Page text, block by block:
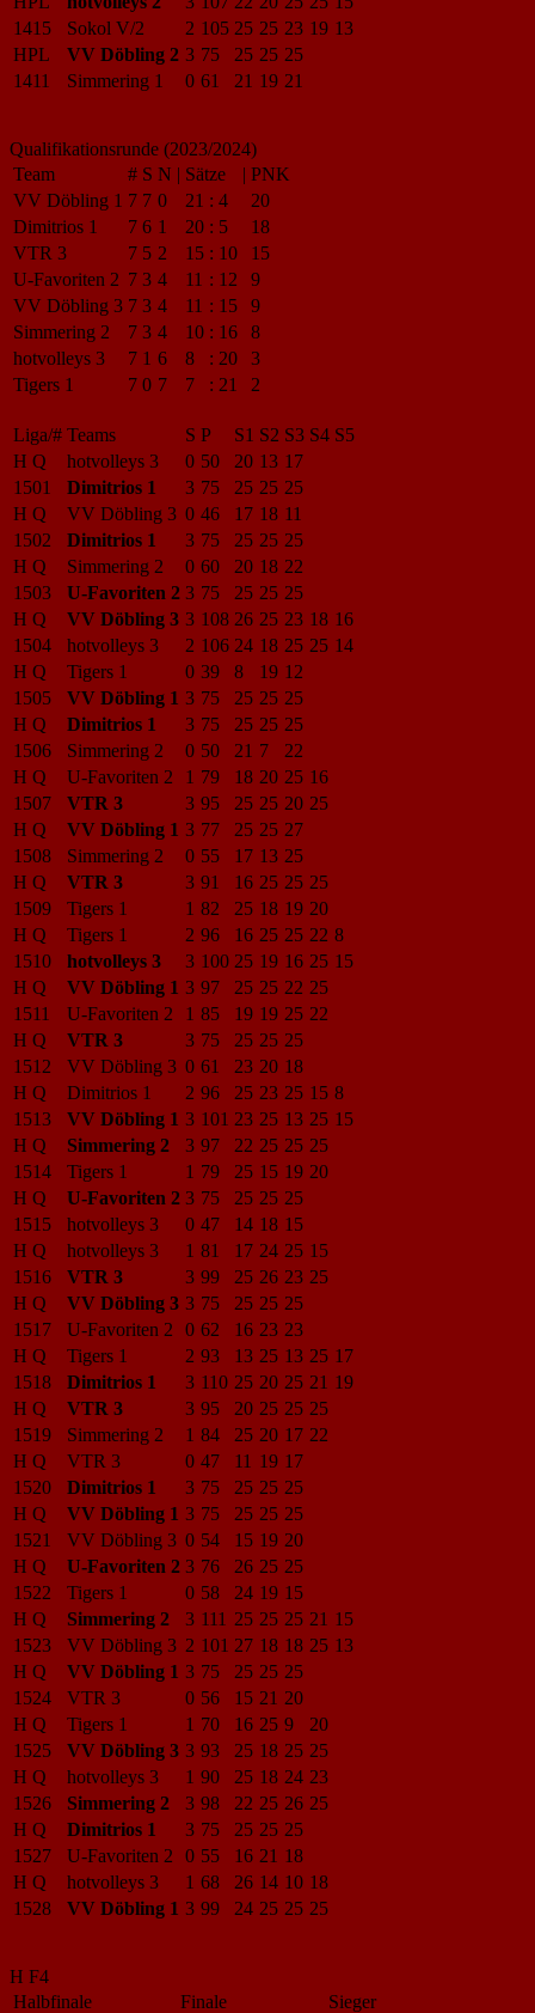
1415
Sokol V/2 2 105 25 25 23 19 13
HPL
VV Döbling 2 3 75 25 25 25
1411
Simmering 1 0 61 21 19 21
Qualifikationsrunde (2023/2024)
Team
# S N | Sätze | PNK
VV Döbling 1 7 7 0 21 : 4
20
Dimitrios 1
7 6 1 20 : 5
18
VTR 3
7 5 2 15 : 10
15
U-Favoriten 2 7 3 4 11 : 12
9
VV Döbling 3 7 3 4 11 : 15
9
Simmering 2
7 3 4 10 : 16
8
hotvolleys 3
7 1 6 8 : 20
3
Tigers 1
7 0 7 7 : 21 2
Liga/# Teams S P S1 S2 S3 S4 S5
H Q
hotvolleys 3 0 50 20 13 17
1501
Dimitrios 1 3 75 25 25 25
H Q
VV Döbling 3 0 46 17 18 11
1502
Dimitrios 1 3 75 25 25 25
H Q
Simmering 2 0 60 20 18 22
1503
U-Favoriten 2 3 75 25 25 25
H Q
VV Döbling 3 3 108 26 25 23 18 16
1504
hotvolleys 3 2 106 24 18 25 25 14
H Q
Tigers 1 0 39 8 19 12
1505
VV Döbling 1 3 75 25 25 25
H Q
Dimitrios 1 3 75 25 25 25
1506
Simmering 2 0 50 21 7
22
H Q
U-Favoriten 2 1 79 18 20 25 16
1507
VTR 3 3 95 25 25 20 25
H Q
VV Döbling 1 3 77 25 25 27
1508
Simmering 2 0 55 17 13 25
H Q
VTR 3 3 91 16 25 25 25
1509
Tigers 1 1 82 25 18 19 20
H Q
Tigers 1 2 96 16 25 25 22 8
1510
hotvolleys 3 3 100 25 19 16 25 15
H Q
VV Döbling 1 3 97 25 25 22 25
1511
U-Favoriten 2 1 85 19 19 25 22
H Q
VTR 3 3 75 25 25 25
1512
VV Döbling 3 0 61 23 20 18
H Q
Dimitrios 1 2 96 25 23 25 15 8
1513
VV Döbling 1 3 101 23 25 13 25 15
H Q
Simmering 2 3 97 22 25 25 25
1514
Tigers 1 1 79 25 15 19 20
H Q
U-Favoriten 2 3 75 25 25 25
1515
hotvolleys 3 0 47 14 18 15
H Q
hotvolleys 3 1 81 17 24 25 15
1516
VTR 3 3 99 25 26 23 25
H Q
VV Döbling 3 3 75 25 25 25
1517
U-Favoriten 2 0 62 16 23 23
H Q
Tigers 1 2 93 13 25 13 25 17
1518
Dimitrios 1 3 110 25 20 25 21 19
H Q
VTR 3 3 95 20 25 25 25
1519
Simmering 2 1 84 25 20 17 22
H Q
VTR 3 0 47 11 19 17
1520
Dimitrios 1 3 75 25 25 25
H Q
VV Döbling 1 3 75 25 25 25
1521
VV Döbling 3 0 54 15 19 20
H Q
U-Favoriten 2 3 76 26 25 25
1522
Tigers 1 0 58 24 19 15
H Q
Simmering 2 3 111 25 25 25 21 15
1523
VV Döbling 3 2 101 27 18 18 25 13
H Q
VV Döbling 1 3 75 25 25 25
1524
VTR 3 0 56 15 21 20
H Q
Tigers 1 1 70 16 25 9
20
1525
VV Döbling 3 3 93 25 18 25 25
H Q
hotvolleys 3 1 90 25 18 24 23
1526
Simmering 2 3 98 22 25 26 25
H Q
Dimitrios 1 3 75 25 25 25
1527
U-Favoriten 2 0 55 16 21 18
H Q
hotvolleys 3 1 68 26 14 10 18
1528
VV Döbling 1 3 99 24 25 25 25
H F4
Halbfinale
Finale
Sieger